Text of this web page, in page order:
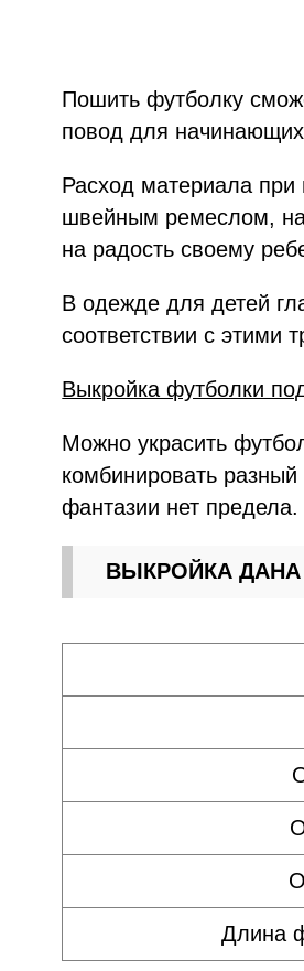
Пошить футболку
повод для
Расход материала
швейным ремеслом,
на радость своему
В одежде для детей
соответствии с этими
Выкройка футболки
Можно украсить
комбинировать
фантазии нет
ВЫКРОЙКА
Длина